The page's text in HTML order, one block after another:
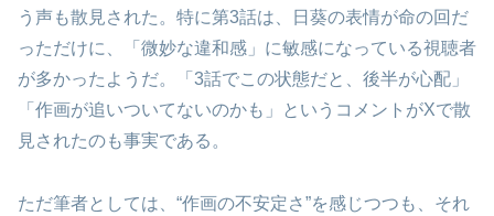
う声も散見された。特に第3話は、日葵の表情が命の回だ
っただけに、「微妙な違和感」に敏感になっている視聴者
が多かったようだ。「3話でこの状態だと、後半が心配」
「作画が追いついてないのかも」というコメントがXで散
見されたのも事実である。
ただ筆者としては、“作画の不安定さ”を感じつつも、それ